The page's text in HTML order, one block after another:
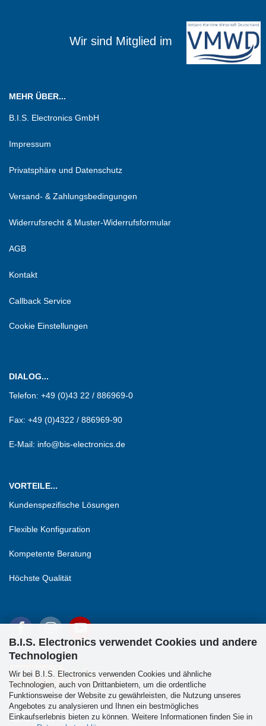
B.I.S. Electronics verwendet Cookies und andere
Technologien
Wir bei B.I.S. Electronics verwenden Cookies und ähnliche
Technologien, auch von Drittanbietern, um die ordentliche
Funktionsweise der Website zu gewährleisten, die Nutzung unseres
Angebotes zu analysieren und Ihnen ein bestmögliches
Einkaufserlebnis bieten zu können. Weitere Informationen finden Sie in
Wir sind Mitglied im
MEHR ÜBER...
B.I.S. Electronics GmbH
Impressum
Privatsphäre und Datenschutz
Versand- & Zahlungsbedingungen
Widerrufsrecht & Muster-Widerrufsformular
AGB
Kontakt
Callback Service
Cookie Einstellungen
DIALOG...
Telefon: +49 (0)43 22 / 886969-0
Fax: +49 (0)4322 / 886969-90
E-Mail: info@bis-electronics.de
VORTEILE...
Kundenspezifische Lösungen
Flexible Konfiguration
Kompetente Beratung
Höchste Qualität